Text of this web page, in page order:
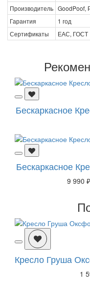
Производитель GoodPoof,
Гарантия
1 год
Сертификаты
ЕАС, ГОСТ
Бескаркасное
Бескаркасное
9 990 ₽
Кресло Груша
1